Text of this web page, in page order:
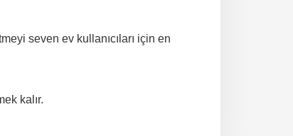
seven ev kullanıcıları için en
kalır.